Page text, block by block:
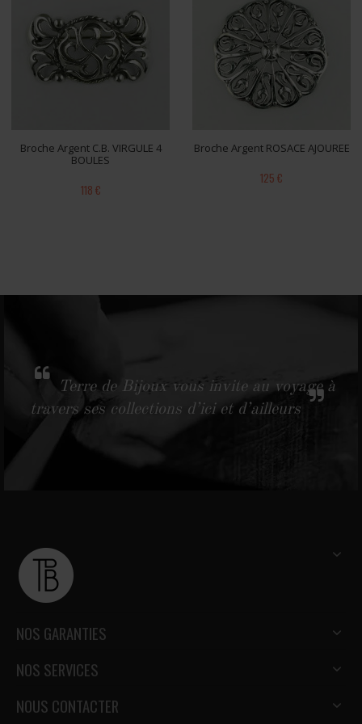
Broche Argent C.B. VIRGULE 4
BOULES
118 €
Broche Argent ROSACE AJOUREE
125 €
Terre de Bijoux vous invite au voyage à
travers ses collections d’ici et d’ailleurs
NOS GARANTIES
NOS SERVICES
NOUS CONTACTER